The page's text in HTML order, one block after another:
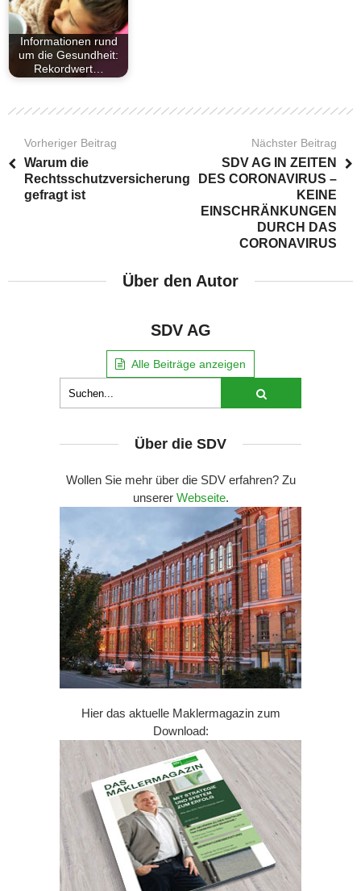
Informationen rund
um die Gesundheit:
Rekordwert…
Vorheriger Beitrag
Warum die
Rechtsschutzversicherung
gefragt ist
Nächster Beitrag
SDV AG IN ZEITEN
DES CORONAVIRUS –
KEINE
EINSCHRÄNKUNGEN
DURCH DAS
CORONAVIRUS
Über den Autor
SDV AG
Alle Beiträge anzeigen
Über die SDV
Wollen Sie mehr über die SDV erfahren? Zu
unserer Webseite.
Hier das aktuelle Maklermagazin zum
Download: